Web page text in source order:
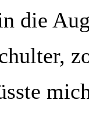
die